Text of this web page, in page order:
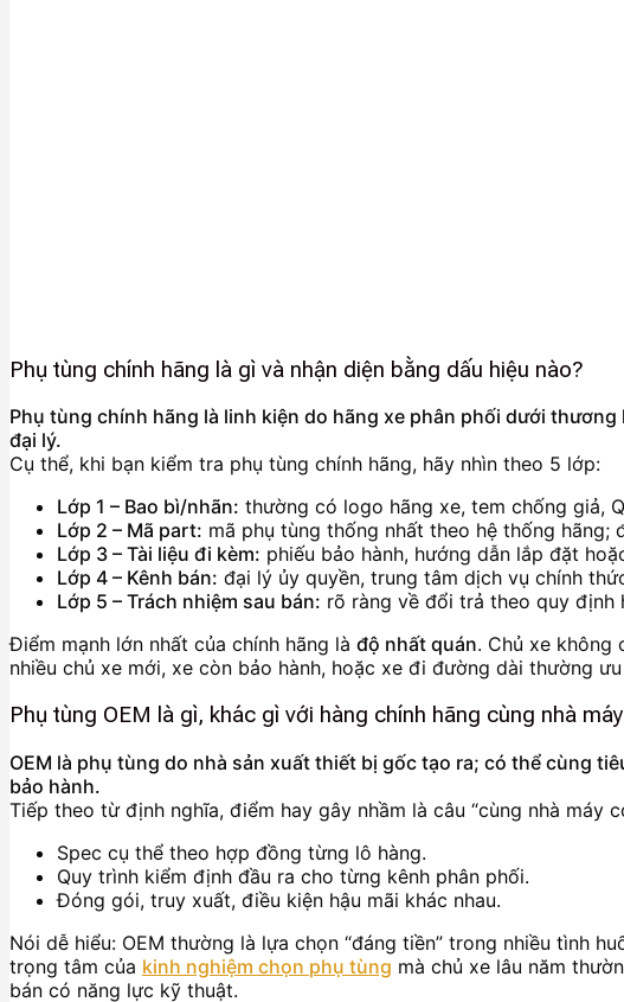
Phụ tùng chính hãng là gì và nhận diện bằng dấu hiệu nào?
Phụ tùng chính hãng là linh kiện do hãng xe phân phối dưới
đại lý.
Cụ thể, khi bạn kiểm tra phụ tùng chính hãng, hãy nhìn theo 5 lớp:
Lớp 1 – Bao bì/nhãn: thường có logo hãng xe, tem chống giả,
Lớp 2 – Mã part: mã phụ tùng thống nhất theo hệ thống hãng;
Lớp 3 – Tài liệu đi kèm: phiếu bảo hành, hướng dẫn lắp đặt
Lớp 4 – Kênh bán: đại lý ủy quyền, trung tâm dịch vụ chính
Lớp 5 – Trách nhiệm sau bán: rõ ràng về đổi trả theo quy định
Điểm mạnh lớn nhất của chính hãng là độ nhất quán. Chủ xe không
nhiều chủ xe mới, xe còn bảo hành, hoặc xe đi đường dài thường
Phụ tùng OEM là gì, khác gì với hàng chính hãng cùng nhà
OEM là phụ tùng do nhà sản xuất thiết bị gốc tạo ra; có thể cùng
bảo hành.
Tiếp theo từ định nghĩa, điểm hay gây nhầm là câu “cùng nhà máy
Spec cụ thể theo hợp đồng từng lô hàng.
Quy trình kiểm định đầu ra cho từng kênh phân phối.
Đóng gói, truy xuất, điều kiện hậu mãi khác nhau.
Nói dễ hiểu: OEM thường là lựa chọn “đáng tiền” trong nhiều tình
trọng tâm của kinh nghiệm chọn phụ tùng mà chủ xe lâu năm
bán có năng lực kỹ thuật.